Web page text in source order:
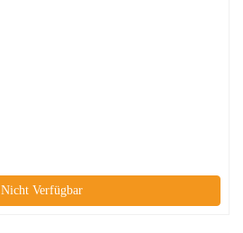
Nicht Verfügbar